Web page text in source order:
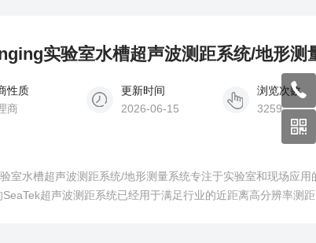
实验室水槽超声波测距系统/地形测量系
性质
商
更新时间
2026-06-15
浏览次数
3259
室水槽超声波测距系统/地形测量系统专注于实验室和现场应用
超声波测距系统已经用于满足行业的近距离高分辨率测